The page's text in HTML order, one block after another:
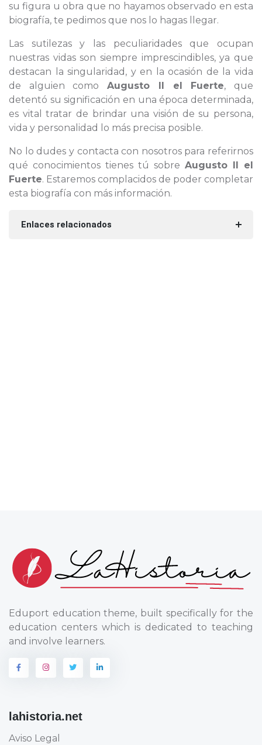
su figura u obra que no hayamos observado en esta
biografía, te pedimos que nos lo hagas llegar.
Las sutilezas y las peculiaridades que ocupan
nuestras vidas son siempre imprescindibles, ya que
destacan la singularidad, y en la ocasión de la vida
de alguien comoAugusto II el Fuerte, que
detentó su significación en una época determinada,
es vital tratar de brindar una visión de su persona,
vida y personalidad lo más precisa posible.
No lo dudes y contacta con nosotros para referirnos
qué conocimientos tienes tú sobre Augusto II el
Fuerte. Estaremos complacidos de poder completar
esta biografía con más información.
Enlaces relacionados
Eduport education theme, built specifically for the
education centers which is dedicated to teaching
and involve learners.
lahistoria.net
Aviso Legal